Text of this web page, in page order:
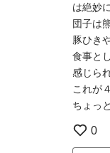
は絶妙
団子は
豚ひき
食事と
感じら
これが
ちょっ
0